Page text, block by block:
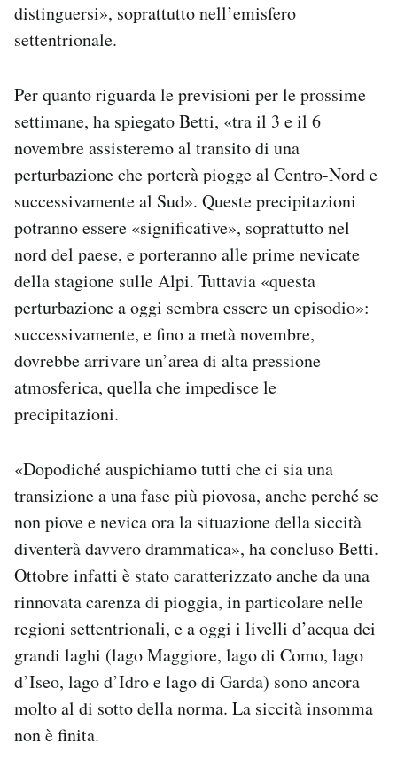
distinguersi», soprattutto nell’emisfero
settentrionale.
Per quanto riguarda le previsioni per le prossime
settimane, ha spiegato Betti, «tra il 3 e il 6
novembre assisteremo al transito di una
perturbazione che porterà piogge al Centro-Nord e
successivamente al Sud». Queste precipitazioni
potranno essere «significative», soprattutto nel
nord del paese, e porteranno alle prime nevicate
della stagione sulle Alpi. Tuttavia «questa
perturbazione a oggi sembra essere un episodio»:
successivamente, e fino a metà novembre,
dovrebbe arrivare un’area di alta pressione
atmosferica, quella che impedisce le
precipitazioni.
«Dopodiché auspichiamo tutti che ci sia una
transizione a una fase più piovosa, anche perché se
non piove e nevica ora la situazione della siccità
diventerà davvero drammatica», ha concluso Betti.
Ottobre infatti è stato caratterizzato anche da una
rinnovata carenza di pioggia, in particolare nelle
regioni settentrionali, e a oggi i livelli d’acqua dei
grandi laghi (lago Maggiore, lago di Como, lago
d’Iseo, lago d’Idro e lago di Garda) sono ancora
molto al di sotto della norma. La siccità insomma
non è finita.